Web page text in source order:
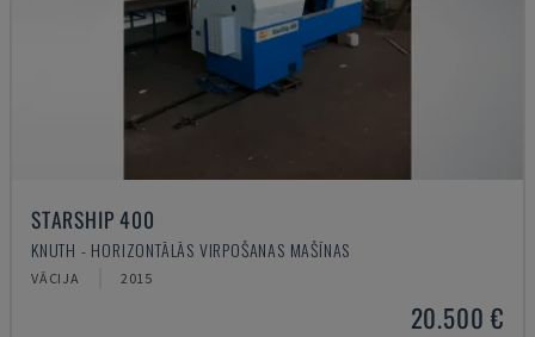
STARSHIP 400
KNUTH - HORIZONTĀLĀS VIRPOŠANAS MAŠĪNAS
VĀCIJA 2015
20.500 €